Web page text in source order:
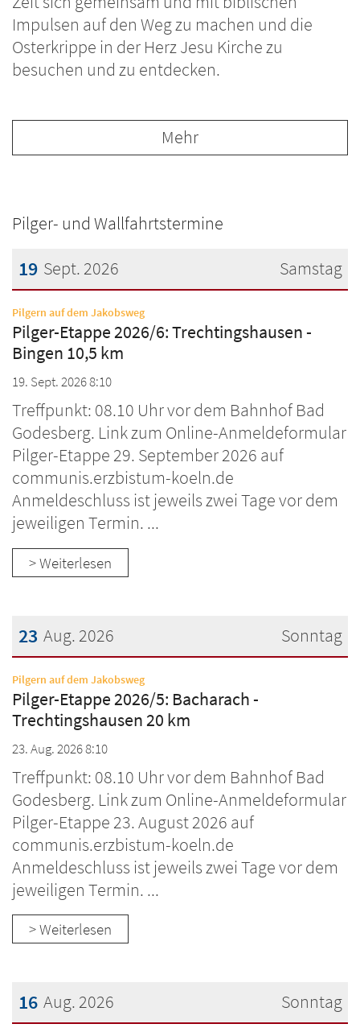
Impulsen auf den Weg zu machen und die
Osterkrippe in der Herz Jesu Kirche zu
besuchen und zu entdecken.
Mehr
Pilger- und Wallfahrtstermine
Samstag
19 Sept. 2026
Datum: 19. September 2026
Pilgern auf dem Jakobsweg:
Pilger-Etappe 2026/6: Trechtingshausen -
Bingen 10,5 km
19. Sept. 2026 8:10
Treffpunkt: 08.10 Uhr vor dem Bahnhof Bad
Godesberg. Link zum Online-Anmeldeformular
Pilger-Etappe 29. September 2026 auf
communis.erzbistum-koeln.de
Anmeldeschluss ist jeweils zwei Tage vor dem
jeweiligen Termin. ...
> Weiterlesen
Sonntag
23 Aug. 2026
Datum: 23. August 2026
Pilgern auf dem Jakobsweg:
Pilger-Etappe 2026/5: Bacharach -
Trechtingshausen 20 km
23. Aug. 2026 8:10
Treffpunkt: 08.10 Uhr vor dem Bahnhof Bad
Godesberg. Link zum Online-Anmeldeformular
Pilger-Etappe 23. August 2026 auf
communis.erzbistum-koeln.de
Anmeldeschluss ist jeweils zwei Tage vor dem
jeweiligen Termin. ...
> Weiterlesen
Sonntag
16 Aug. 2026